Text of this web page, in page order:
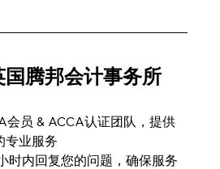
腾邦会计事务所
会员 & ACCA认证团队，提供
专业服务
时内回复您的问题，确保服务